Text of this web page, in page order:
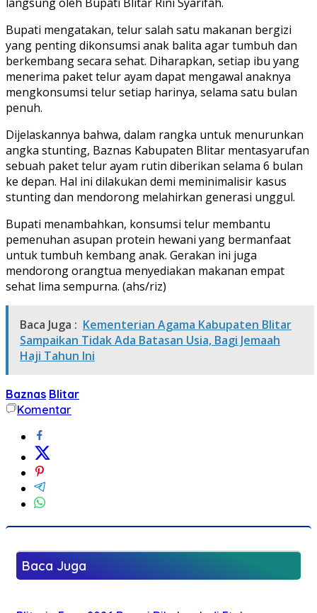
Bupati mengatakan, telur salah satu makanan bergizi
yang penting dikonsumsi anak balita agar tumbuh dan
berkembang secara sehat. Diharapkan, setiap ibu yang
menerima paket telur ayam dapat mengawal anaknya
mengkonsumsi telur setiap harinya, selama satu bulan
penuh.
Dijelaskannya bahwa, dalam rangka untuk menurunkan
angka stunting, Baznas Kabupaten Blitar mentasyarufan
sebuah paket telur ayam rutin diberikan selama 6 bulan
ke depan. Hal ini dilakukan demi meminimalisir kasus
stunting dan mendorong melahirkan generasi unggul.
Bupati menambahkan, konsumsi telur membantu
pemenuhan asupan protein hewani yang bermanfaat
untuk tumbuh kembang anak. Gerakan ini juga
mendorong orangtua menyediakan makanan empat
sehat lima sempurna. (ahs/riz)
Baca Juga : Kementerian Agama Kabupaten Blitar
Sampaikan Tidak Ada Batasan Usia, Bagi Jemaah
Haji Tahun Ini
Baznas Blitar
Komentar
Baca Juga